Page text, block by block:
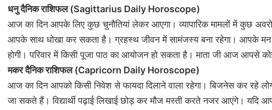
धनु दैनिक राशिफल (Sagittarius Daily Horoscope)
आज का दिन आपके लिए कुछ चुनौतियां लेकर आएगा। व्यापारिक मामलों में कुछ
आपके साथ धोखा कर सकता है। ग्रहस्थ जीवन में सामंजस्य बना रहेगा। आपके मन
होगी। परिवार में किसी पूजा पाठ का आयोजन हो सकता है। माता जी आज आपसे
मकर दैनिक राशिफल (Capricorn Daily Horoscope)
आज का दिन आपको किसी निवेश से फायदा दिलाने वाला रहेगा। बिजनेस कर रहे
जा सकते हैं। विद्यार्थी पढ़ाई लिखाई छोड़ कर मौज मस्ती करते नजर आएंगे। यदि